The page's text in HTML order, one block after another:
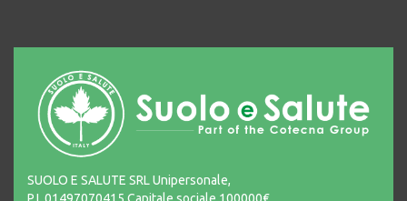
SUOLO E SALUTE SRL Unipersonale,